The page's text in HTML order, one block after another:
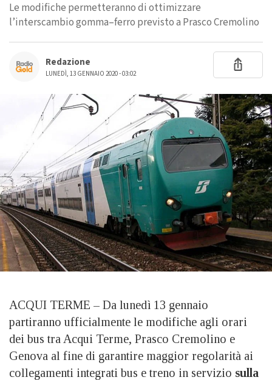
Le modifiche permetteranno di ottimizzare
l’interscambio gomma–ferro previsto a Prasco Cremolino
Redazione
LUNEDÌ, 13 GENNAIO 2020 - 03:02
ACQUI TERME – Da lunedì 13 gennaio
partiranno ufficialmente le modifiche agli orari
dei bus tra Acqui Terme, Prasco Cremolino e
Genova al fine di garantire maggior regolarità ai
collegamenti integrati bus e treno in servizio sulla